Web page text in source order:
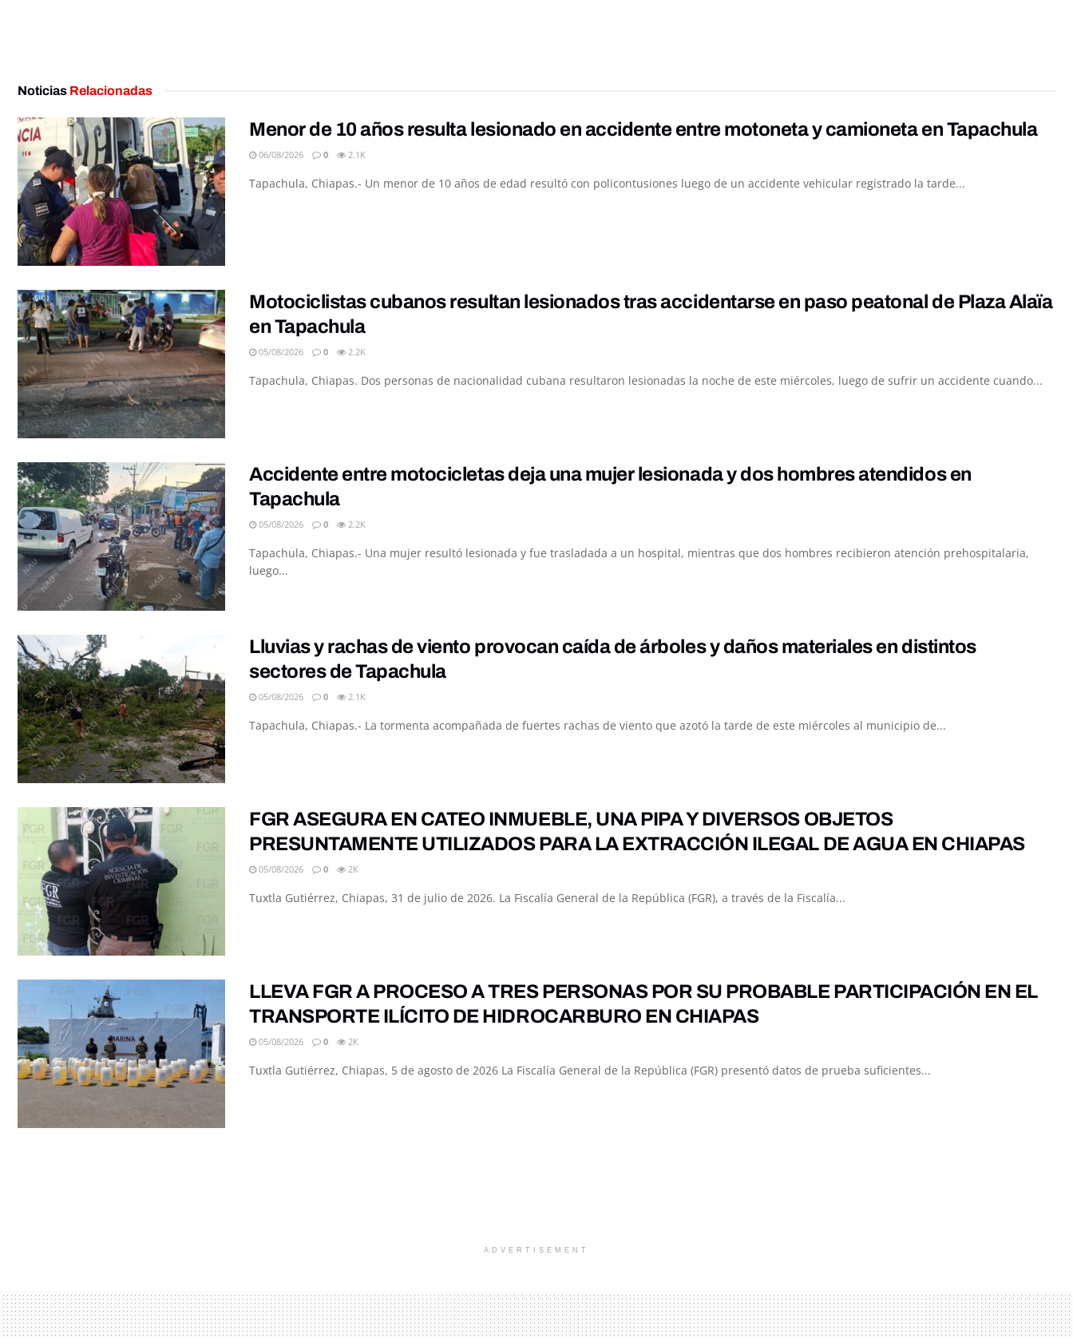
Noticias Relacionadas
Menor de 10 años resulta lesionado en accidente entre motoneta y camioneta en Tapachula
06/08/2026 0 2.1K
Tapachula, Chiapas.- Un menor de 10 años de edad resultó con policontusiones luego de un accidente vehicular registrado la tarde...
Motociclistas cubanos resultan lesionados tras accidentarse en paso peatonal de Plaza Alaïa
en Tapachula
05/08/2026 0 2.2K
Tapachula, Chiapas. Dos personas de nacionalidad cubana resultaron lesionadas la noche de este miércoles, luego de sufrir un accidente cuando...
Accidente entre motocicletas deja una mujer lesionada y dos hombres atendidos en
Tapachula
05/08/2026 0 2.2K
Tapachula, Chiapas.- Una mujer resultó lesionada y fue trasladada a un hospital, mientras que dos hombres recibieron atención prehospitalaria,
luego...
Lluvias y rachas de viento provocan caída de árboles y daños materiales en distintos
sectores de Tapachula
05/08/2026 0 2.1K
Tapachula, Chiapas.- La tormenta acompañada de fuertes rachas de viento que azotó la tarde de este miércoles al municipio de...
FGR ASEGURA EN CATEO INMUEBLE, UNA PIPA Y DIVERSOS OBJETOS
PRESUNTAMENTE UTILIZADOS PARA LA EXTRACCIÓN ILEGAL DE AGUA EN CHIAPAS
05/08/2026 0 2K
Tuxtla Gutiérrez, Chiapas, 31 de julio de 2026. La Fiscalía General de la República (FGR), a través de la Fiscalía...
LLEVA FGR A PROCESO A TRES PERSONAS POR SU PROBABLE PARTICIPACIÓN EN EL
TRANSPORTE ILÍCITO DE HIDROCARBURO EN CHIAPAS
05/08/2026 0 2K
Tuxtla Gutiérrez, Chiapas, 5 de agosto de 2026 La Fiscalía General de la República (FGR) presentó datos de prueba suficientes...
ADVERTISEMENT